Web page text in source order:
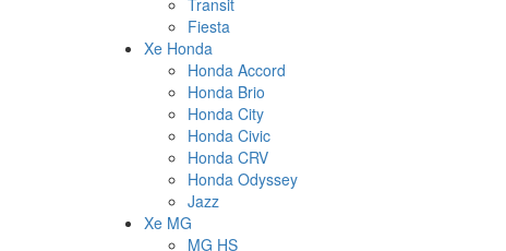
Fiesta
Xe Honda
Honda Accord
Honda Brio
Honda City
Honda Civic
Honda CRV
Honda Odyssey
Jazz
Xe MG
MG HS